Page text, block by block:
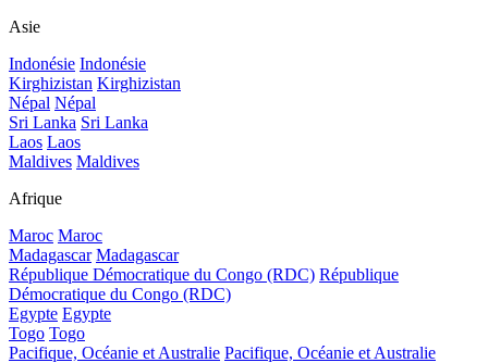
Asie
Indonésie Indonésie
Kirghizistan Kirghizistan
Népal Népal
Sri Lanka Sri Lanka
Laos Laos
Maldives Maldives
Afrique
Maroc Maroc
Madagascar Madagascar
République Démocratique du Congo (RDC) République
Démocratique du Congo (RDC)
Egypte Egypte
Togo Togo
Pacifique, Océanie et Australie Pacifique, Océanie et Australie